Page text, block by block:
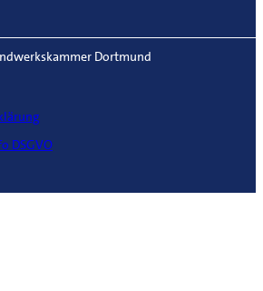
Dortmund
DSGVO